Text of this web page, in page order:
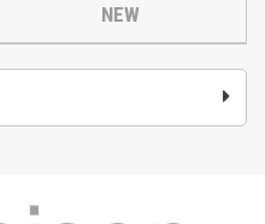
NEW